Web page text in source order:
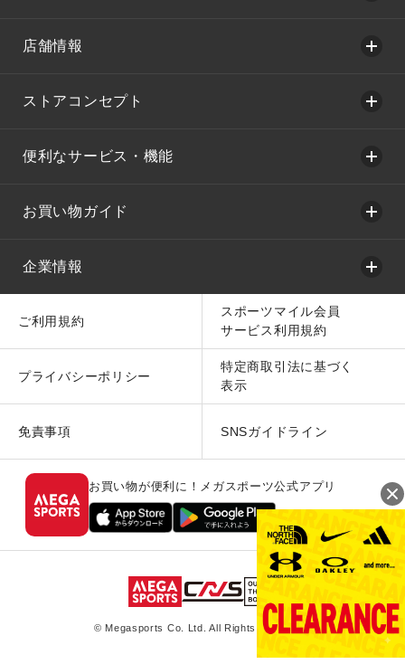
店舗情報
ストアコンセプト
便利なサービス・機能
お買い物ガイド
企業情報
ご利用規約
スポーツマイル会員
サービス利用規約
プライバシーポリシー
特定商取引法に基づく
表示
免責事項 SNSガイドライン
お買い物が便利に！メガスポーツ公式アプリ
© Megasports Co. Ltd. All Rights Reserved.